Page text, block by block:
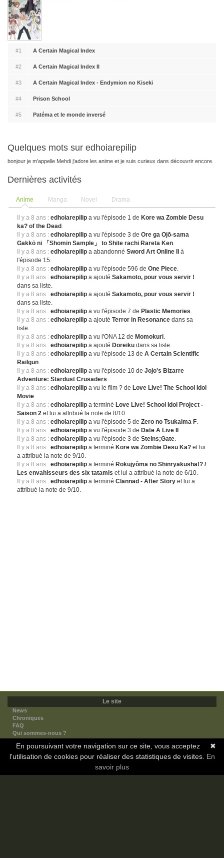
#1 A Certain Magical Index
#2 A Certain Magical Index II
#3 A Certain Magical Index - Endymion no Kiseki
#4 Prison School
#5 Patéma et le monde inversé
Quelques mots sur edhoiarepilip
bonjour je m’appelle Mehdi j'adore les anime et je suis curieux dans découvrir encore.
Dernières activités
Anime Manga Novel Drama
Il y a 8 ans : edhoiarepilip a vu l'épisode 1 de Kore wa Zombie Desu
ka? of the Dead .
Il y a 8 ans : edhoiarepilip a vu l'épisode 3 deOre ga Ojō-sama
Gakkō ni 「Shomin Sample」 to Shite rachi Rareta Ken.
Il y a 8 ans : edhoiarepilip a abandonnéSword Art Online II
à
l'épisode 15.
Il y a 8 ans : edhoiarepilip a vu l'épisode 596 deOne Piece.
Il y a 8 ans : edhoiarepilip a ajoutéSakamoto, pour vous servir !
dans sa liste.
Il y a 8 ans : edhoiarepilip a ajoutéSakamoto, pour vous servir !
dans sa liste.
Il y a 8 ans : edhoiarepilip a vu l'épisode 7 de Plastic Memories.
Il y a 8 ans : edhoiarepilip a ajoutéTerror in Resonance dans sa
liste.
Il y a 8 ans : edhoiarepilip a vu l'ONA 12 de Momokuri.
Il y a 8 ans : edhoiarepilip a ajouté Doreiku dans sa liste.
Il y a 8 ans : edhoiarepilip a vu l'épisode 13 deA Certain Scientific
Railgun.
Il y a 8 ans : edhoiarepilip a vu l'épisode 10 deJojo's Bizarre
Adventure: Stardust Crusaders.
Il y a 8 ans : edhoiarepilip a vu le film ? de Love Live! The School Idol
Movie.
Il y a 8 ans : edhoiarepilip a terminé Love Live! School Idol Project -
Saison 2 et lui a attribué la note de 8/10.
Il y a 8 ans : edhoiarepilip a vu l'épisode 5 deZero no Tsukaima F.
Il y a 8 ans : edhoiarepilip a vu l'épisode 3 de Date A Live II .
Il y a 8 ans : edhoiarepilip a vu l'épisode 3 deSteins;Gate.
Il y a 8 ans : edhoiarepilip a terminé Kore wa Zombie Desu Ka? et lui
a attribué la note de 9/10.
Il y a 8 ans : edhoiarepilip a terminé Rokujyôma no Shinryakusha!? /
Les envahisseurs des six tatamis et lui a attribué la note de 6/10.
Il y a 8 ans : edhoiarepilip a terminéClannad - After Story et lui a
attribué la note de 9/10.
Le site
News
Chroniques
FAQ
Qui sommes-nous ?
Nos partenaires
Faites-nous connaitre
Nous contacter
✖
En poursuivant votre navigation sur ce site, vous acceptez
l'utilisation de cookies pour réaliser des statistiques de visites. En
savoir plus